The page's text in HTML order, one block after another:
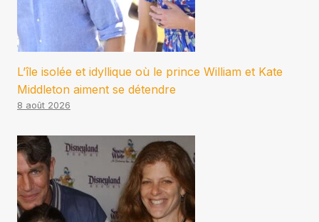
L’île isolée et idyllique où le prince William et Kate
Middleton aiment se détendre
8 août 2026